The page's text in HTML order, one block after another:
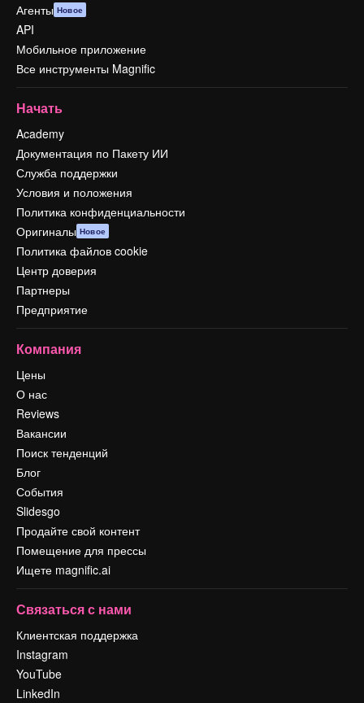
Агенты Новое
API
Мобильное приложение
Все инструменты Magnific
Начать
Academy
Документация по Пакету ИИ
Служба поддержки
Условия и положения
Политика конфиденциальности
Оригиналы Новое
Политика файлов cookie
Центр доверия
Партнеры
Предприятие
Компания
Цены
О нас
Reviews
Вакансии
Поиск тенденций
Блог
События
Slidesgo
Продайте свой контент
Помещение для прессы
Ищете magnific.ai
Связаться с нами
Клиентская поддержка
Instagram
YouTube
LinkedIn